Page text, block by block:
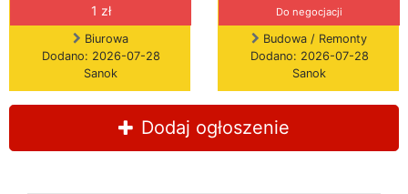
1 zł
Biurowa
Dodano: 2026-07-28
Sanok
Do negocjacji
Budowa / Remonty
Dodano: 2026-07-28
Sanok
Dodaj ogłoszenie